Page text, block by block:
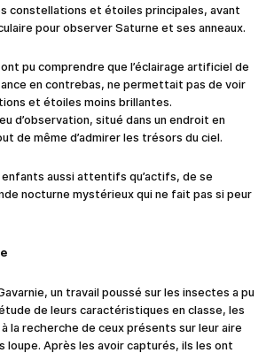
constellations et étoiles principales, avant
pour observer Saturne et ses anneaux.
ont pu comprendre que l’éclairage artificiel de
en contrebas, ne permettait pas de voir
et étoiles moins brillantes.
d’observation, situé dans un endroit en
de même d’admirer les trésors du ciel.
enfants aussi attentifs qu’actifs, de se
nocturne mystérieux qui ne fait pas si peur
un travail poussé sur les insectes a pu
de leurs caractéristiques en classe, les
la recherche de ceux présents sur leur aire
loupe. Après les avoir capturés, ils les ont